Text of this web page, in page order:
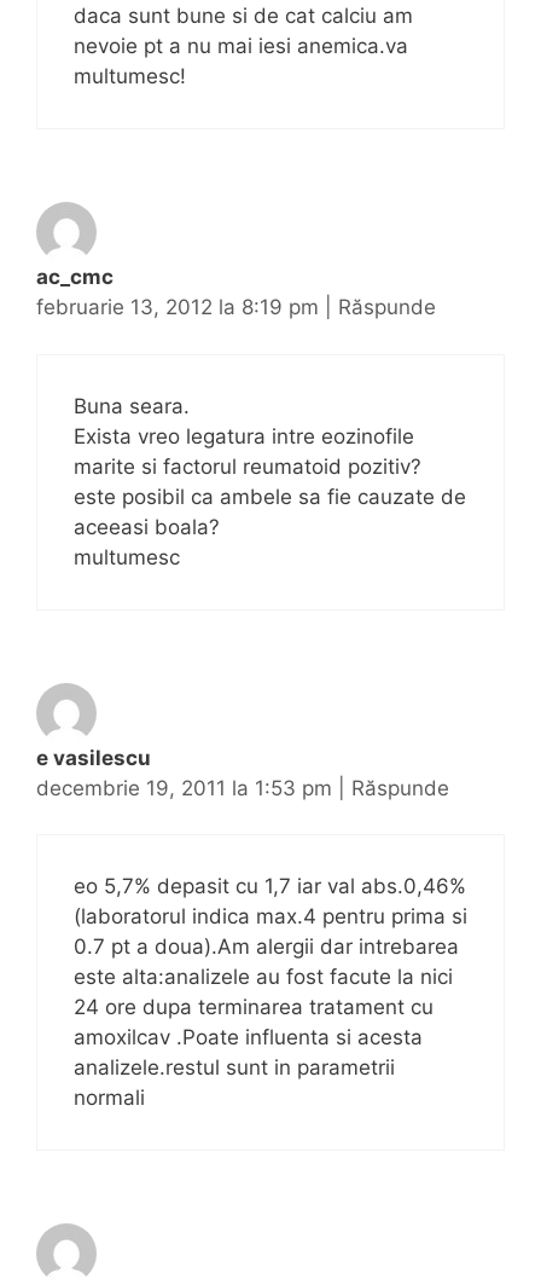
daca sunt bune si de cat calciu am
nevoie pt a nu mai iesi anemica.va
multumesc!
ac_cmc
februarie 13, 2012 la 8:19 pm
Răspunde
Buna seara.
Exista vreo legatura intre eozinofile
marite si factorul reumatoid pozitiv?
este posibil ca ambele sa fie cauzate de
aceeasi boala?
multumesc
e vasilescu
decembrie 19, 2011 la 1:53 pm
Răspunde
eo 5,7% depasit cu 1,7 iar val abs.0,46%
(laboratorul indica max.4 pentru prima si
0.7 pt a doua).Am alergii dar intrebarea
este alta:analizele au fost facute la nici
24 ore dupa terminarea tratament cu
amoxilcav .Poate influenta si acesta
analizele.restul sunt in parametrii
normali